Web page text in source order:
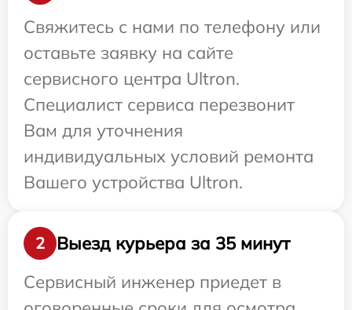
Свяжитесь с нами по телефону или
оставьте заявку на сайте
сервисного центра Ultron.
Специалист сервиса перезвонит
Вам для уточнения
индивидуальных условий ремонта
Вашего устройства Ultron.
2
Выезд курьера за 35 минут
Сервисный инженер приедет в